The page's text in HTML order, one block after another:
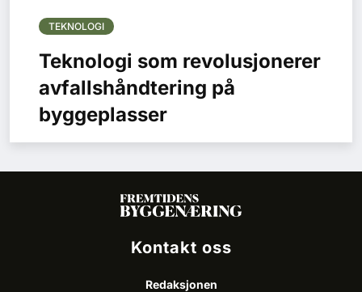
TEKNOLOGI
Teknologi som revolusjonerer
avfallshåndtering på
byggeplasser
Kontakt oss
Redaksjonen